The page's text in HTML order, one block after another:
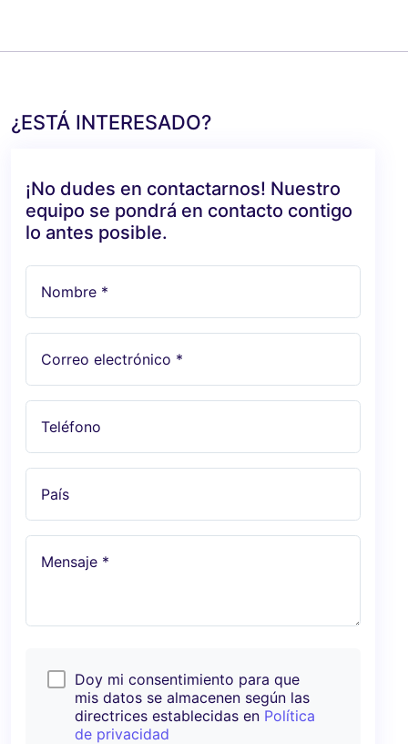
¿ESTÁ INTERESADO?
¡No dudes en contactarnos! Nuestro
equipo se pondrá en contacto contigo
lo antes posible.
Nombre *
Correo electrónico *
Teléfono
País
Mensaje *
Doy mi consentimiento para que
mis datos se almacenen según las
directrices establecidas en Política
de privacidad